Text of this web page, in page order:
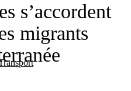
s’accordent
migrants